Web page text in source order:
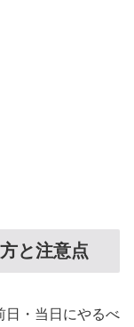
と注意点
日・当日にやるべ